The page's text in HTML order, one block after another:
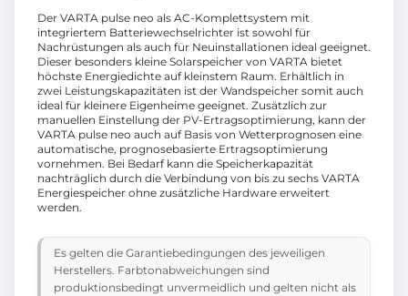
Der VARTA pulse neo als AC-Komplettsystem mit
integriertem Batteriewechselrichter ist sowohl für
Nachrüstungen als auch für Neuinstallationen ideal geeignet.
Dieser besonders kleine Solarspeicher von VARTA bietet
höchste Energiedichte auf kleinstem Raum. Erhältlich in
zwei Leistungskapazitäten ist der Wandspeicher somit auch
ideal für kleinere Eigenheime geeignet. Zusätzlich zur
manuellen Einstellung der PV-Ertragsoptimierung, kann der
VARTA pulse neo auch auf Basis von Wetterprognosen eine
automatische, prognosebasierte Ertragsoptimierung
vornehmen. Bei Bedarf kann die Speicherkapazität
nachträglich durch die Verbindung von bis zu sechs VARTA
Energiespeicher ohne zusätzliche Hardware erweitert
werden.
Es gelten die Garantiebedingungen des jeweiligen
Herstellers. Farbtonabweichungen sind
produktionsbedingt unvermeidlich und gelten nicht als